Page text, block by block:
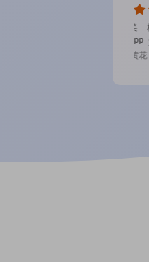
格